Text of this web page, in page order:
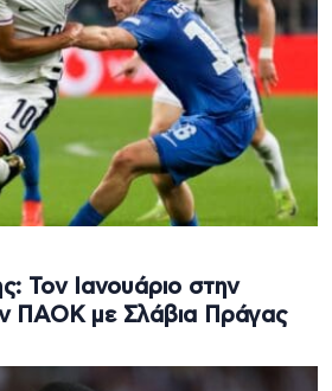
Τον Ιανουάριο στην
ΠΑΟΚ με Σλάβια Πράγας